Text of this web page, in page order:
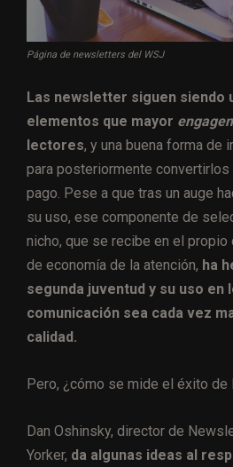
Página de newsletters del WSJ
Las newsletter siguen siendo
elementos que mayor
lectores, y una buena forma de
para posteriormente
pago. Pese a que tras un auge
su uso, ese componente de
nicho, que se recibe en el propio
de economía de la atención, ha
segunda juventud y su uso en
comunicación sea cada vez
calidad.
Pero, ¿cómo se mide el éxito
Dan Oshinsky, director de
Yorker, da algunas ideas al